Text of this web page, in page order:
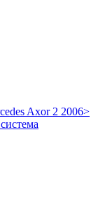
Axor 2 2006>